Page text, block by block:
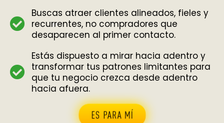
Buscas atraer clientes alineados, fieles y
recurrentes, no compradores que
desaparecen al primer contacto.
Estás dispuesto a mirar hacia adentro y
transformar tus patrones limitantes para
que tu negocio crezca desde adentro
hacia afuera.
ES PARA MÍ